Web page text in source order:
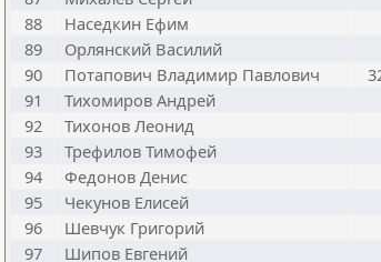
88
Наседкин Ефим
89
Орлянский Василий
90
Потапович Владимир Павлович
91
Тихомиров Андрей
92
Тихонов Леонид
93
Трефилов Тимофей
94
Федонов Денис
95
Чекунов Елисей
96
Шевчук Григорий
97
Шипов Евгений